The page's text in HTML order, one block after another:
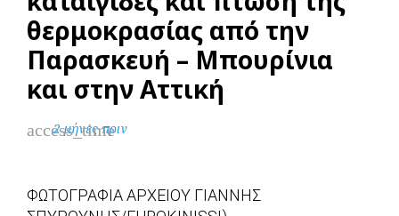
θερμοκρασίας από την
Παρασκευή – Μπουρίνια
και στην Αττική
access_time
2 μήνες πριν
ΦΩΤΟΓΡΑΦΙΑ ΑΡΧΕΙΟΥ ΓΙΑΝΝΗΣ